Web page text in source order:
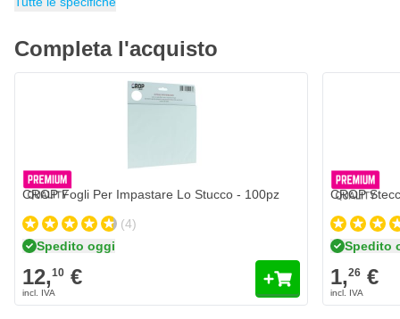
ammorbidimento dopo 24 ore di immersione in acqua
Completa l'acquisto
CROP Fogli Per Impastare Lo Stucco - 100pz
(4)
Spedito oggi
12,10 €
CROP
Spedito
1,26 €